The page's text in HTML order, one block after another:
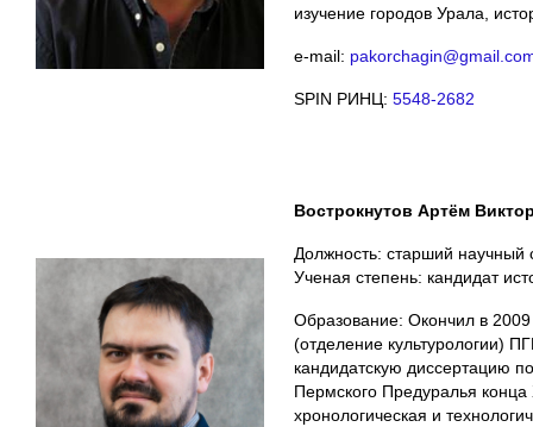
изучение городов Урала,
e-mail:
SPIN РИНЦ: 5548-2682
Вострокнутов Артём
Должность: старший научный
Ученая степень: кандидат
Образование: Окончил в 2009
(отделение культурологии)
кандидатскую диссертацию
Пермского Предуралья конца
хронологическая и